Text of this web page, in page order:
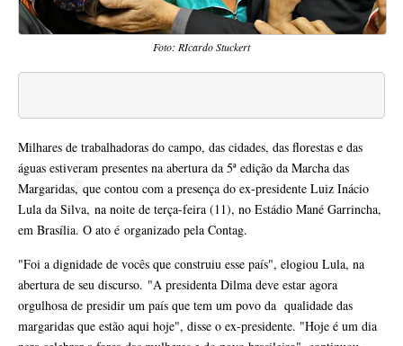
Foto: RIcardo Stuckert
Milhares de trabalhadoras do campo, das cidades, das florestas e das
águas estiveram presentes na abertura da 5ª edição da Marcha das
Margaridas, que contou com a presença do ex-presidente Luiz Inácio
Lula da Silva, na noite de terça-feira (11), no Estádio Mané Garrincha,
em Brasília. O ato é organizado pela Contag.
"Foi a dignidade de vocês que construiu esse país", elogiou Lula, na
abertura de seu discurso. "A presidenta Dilma deve estar agora
orgulhosa de presidir um país que tem um povo da qualidade das
margaridas que estão aqui hoje", disse o ex-presidente. "Hoje é um dia